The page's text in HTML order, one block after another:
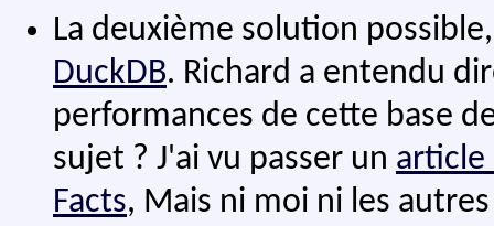
La deuxième solution
DuckDB. Richard a entendu
performances de cette base
sujet ? J'ai vu passer un article
Facts, Mais ni moi ni les